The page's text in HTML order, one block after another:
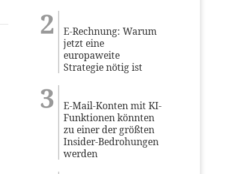
E-Rechnung: Warum
jetzt eine
europaweite
Strategie nötig ist
E-Mail-Konten mit KI-
Funktionen könnten
zu einer der größten
Insider-Bedrohungen
werden